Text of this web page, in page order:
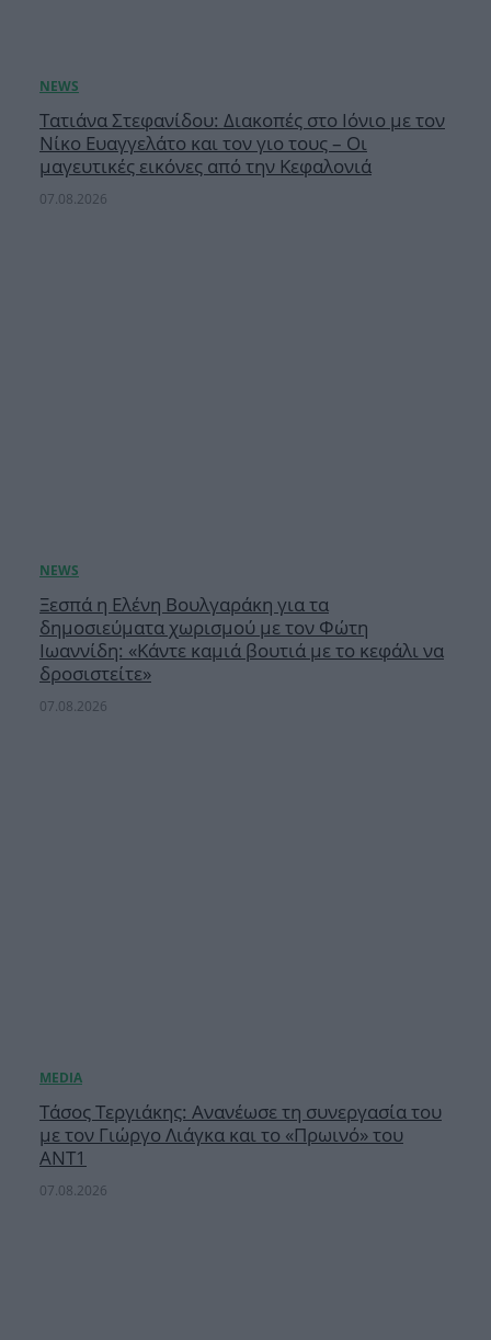
Τατιάνα Στεφανίδου: Διακοπές στο Ιόνιο με τον
Νίκο Ευαγγελάτο και τον γιο τους – Οι
μαγευτικές εικόνες από την Κεφαλονιά
07.08.2026
Ξεσπά η Ελένη Βουλγαράκη για τα
δημοσιεύματα χωρισμού με τον Φώτη
Ιωαννίδη: «Κάντε καμιά βουτιά με το κεφάλι να
δροσιστείτε»
07.08.2026
Τάσος Τεργιάκης: Ανανέωσε τη συνεργασία του
με τον Γιώργο Λιάγκα και το «Πρωινό» του
ΑΝΤ1
07.08.2026